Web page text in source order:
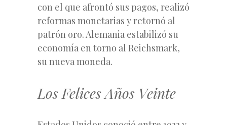
con el que afrontó sus pagos, realizó
reformas monetarias y retornó al
patrón oro. Alemania estabilizó su
economía en torno al Reichsmark,
su nueva moneda.
Los Felices Años Veinte